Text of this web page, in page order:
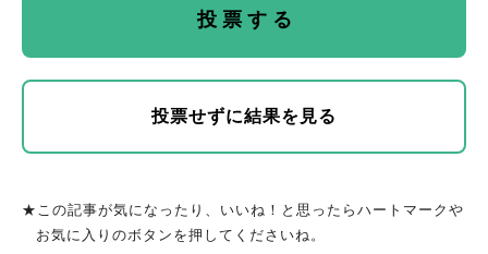
投票せずに結果を見る
★この記事が気になったり、いいね！と思ったらハートマークや
お気に入りのボタンを押してくださいね。